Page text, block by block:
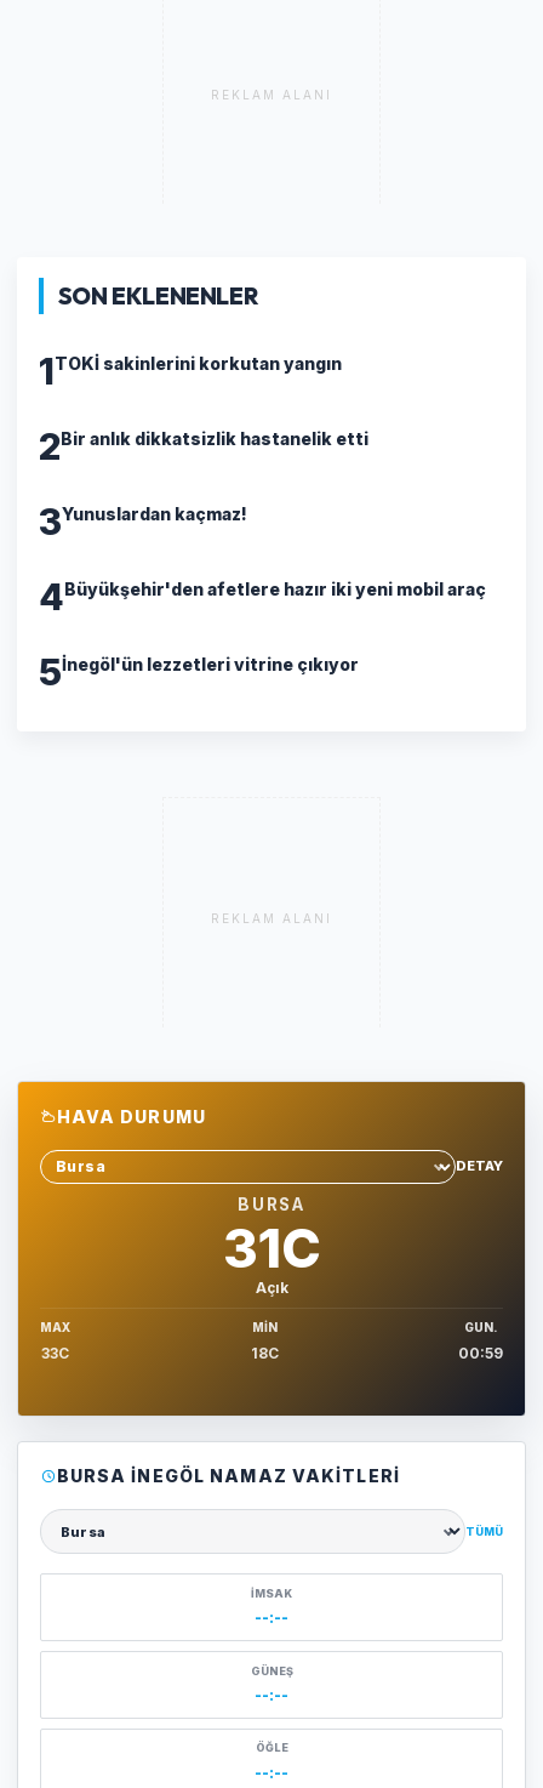
REKLAM ALANI
SON EKLENENLER
1TOKİ sakinlerini korkutan yangın
2Bir anlık dikkatsizlik hastanelik etti
3Yunuslardan kaçmaz!
4Büyükşehir'den afetlere hazır iki yeni mobil araç
5İnegöl'ün lezzetleri vitrine çıkıyor
REKLAM ALANI
HAVA DURUMU
Sehir sec
DETAY
BURSA
31C
Açık
MAX
33C
MIN
18C
GUN.
00:59
BURSA İNEGÖL NAMAZ VAKITLERI
Şehir seçin
TÜMÜ
İMSAK
--:--
GÜNEŞ
--:--
ÖĞLE
--:--